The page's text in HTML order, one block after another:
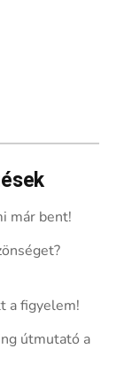
már bent!
a figyelem!
útmutató a